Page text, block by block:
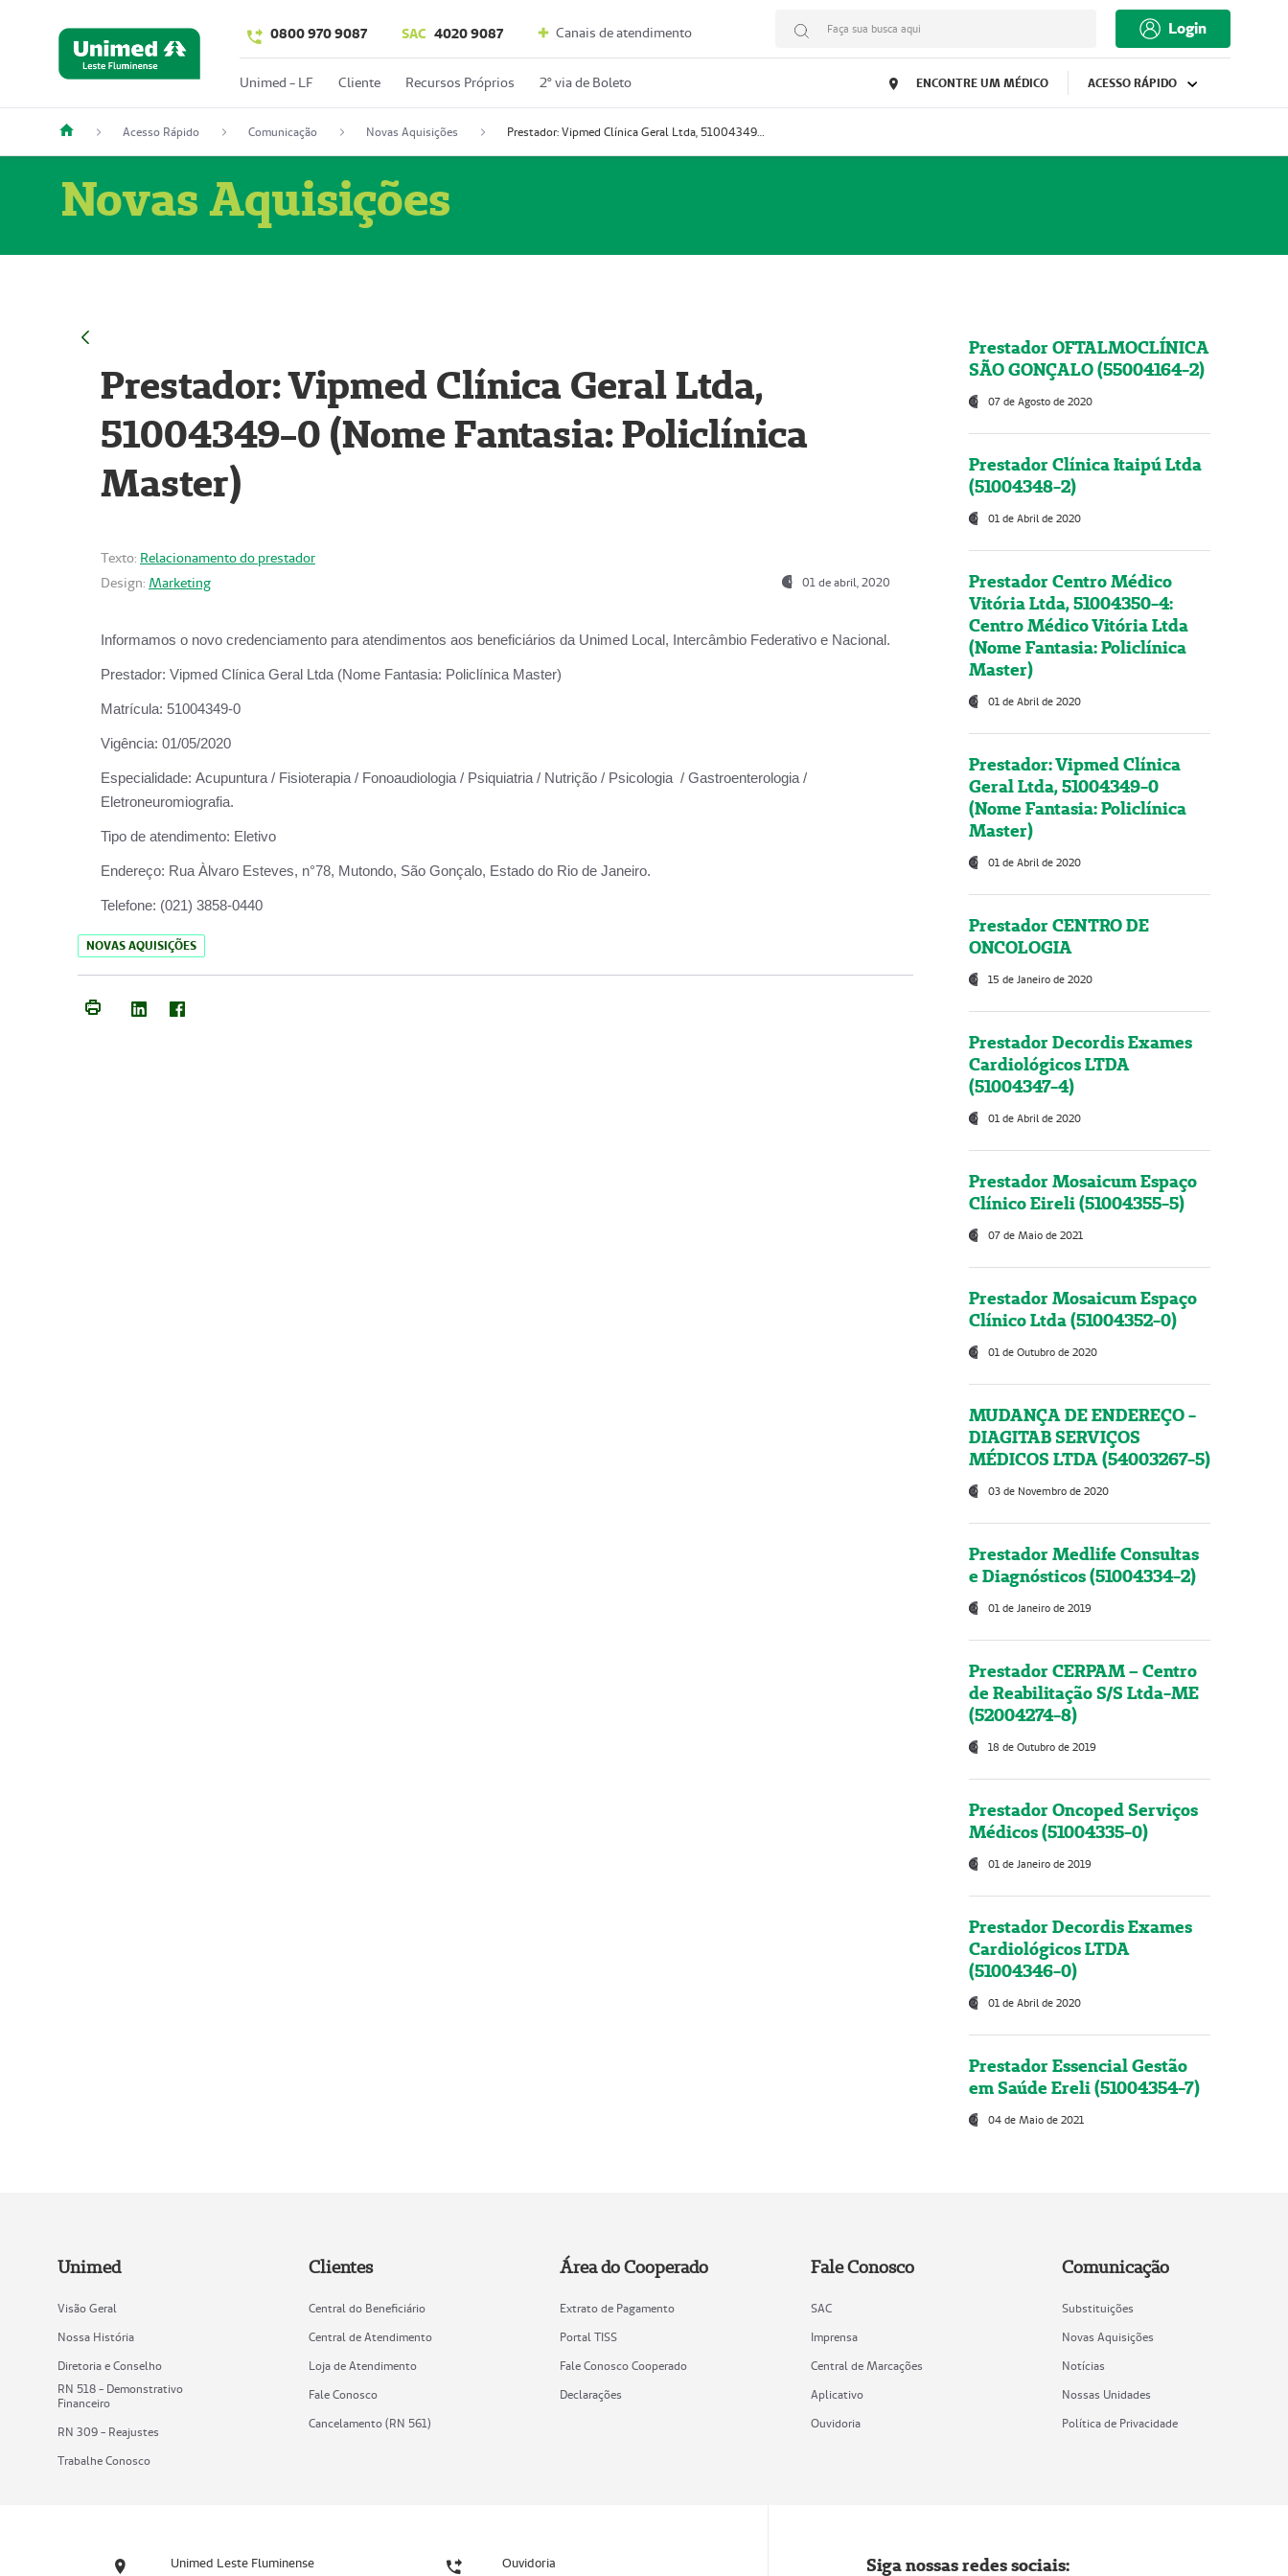
0800 970 9087 SAC 4020 9087 Canais de atendimento Faça sua busca aqui Login
Unimed - LF Cliente Recursos Próprios 2º via de Boleto ENCONTRE UM MÉDICO ACESSO RÁPIDO
Acesso Rápido Comunicação Novas Aquisições Prestador: Vipmed Clínica Geral Ltda, 51004349-0 (Nome Fantasia: Policlínica Master)
Novas Aquisições
Prestador: Vipmed Clínica Geral Ltda,
51004349-0 (Nome Fantasia: Policlínica
Master)
Texto: Relacionamento do prestador
Design: Marketing 01 de abril, 2020
Informamos o novo credenciamento para atendimentos aos beneficiários da Unimed Local, Intercâmbio Federativo e Nacional.
Prestador: Vipmed Clínica Geral Ltda (Nome Fantasia: Policlínica Master)
Matrícula: 51004349-0
Vigência: 01/05/2020
Especialidade: Acupuntura / Fisioterapia / Fonoaudiologia / Psiquiatria / Nutrição / Psicologia / Gastroenterologia /
Eletroneuromiografia.
Tipo de atendimento: Eletivo
Endereço: Rua Àlvaro Esteves, n°78, Mutondo, São Gonçalo, Estado do Rio de Janeiro.
Telefone: (021) 3858-0440
NOVAS AQUISIÇÕES
Prestador OFTALMOCLÍNICA
SÃO GONÇALO (55004164-2)
07 de Agosto de 2020
Prestador Clínica Itaipú Ltda
(51004348-2)
01 de Abril de 2020
Prestador Centro Médico
Vitória Ltda, 51004350-4:
Centro Médico Vitória Ltda
(Nome Fantasia: Policlínica
Master)
01 de Abril de 2020
Prestador: Vipmed Clínica
Geral Ltda, 51004349-0
(Nome Fantasia: Policlínica
Master)
01 de Abril de 2020
Prestador CENTRO DE
ONCOLOGIA
15 de Janeiro de 2020
Prestador Decordis Exames
Cardiológicos LTDA
(51004347-4)
01 de Abril de 2020
Prestador Mosaicum Espaço
Clínico Eireli (51004355-5)
07 de Maio de 2021
Prestador Mosaicum Espaço
Clínico Ltda (51004352-0)
01 de Outubro de 2020
MUDANÇA DE ENDEREÇO -
DIAGITAB SERVIÇOS
MÉDICOS LTDA (54003267-5)
03 de Novembro de 2020
Prestador Medlife Consultas
e Diagnósticos (51004334-2)
01 de Janeiro de 2019
Prestador CERPAM – Centro
de Reabilitação S/S Ltda-ME
(52004274-8)
18 de Outubro de 2019
Prestador Oncoped Serviços
Médicos (51004335-0)
01 de Janeiro de 2019
Prestador Decordis Exames
Cardiológicos LTDA
(51004346-0)
01 de Abril de 2020
Prestador Essencial Gestão
em Saúde Ereli (51004354-7)
04 de Maio de 2021
Unimed
Visão Geral
Nossa História
Diretoria e Conselho
RN 518 - Demonstrativo
Financeiro
RN 309 - Reajustes
Trabalhe Conosco
Clientes
Central do Beneficiário
Central de Atendimento
Loja de Atendimento
Fale Conosco
Cancelamento (RN 561)
Área do Cooperado
Extrato de Pagamento
Portal TISS
Fale Conosco Cooperado
Declarações
Fale Conosco
SAC
Imprensa
Central de Marcações
Aplicativo
Ouvidoria
Comunicação
Substituições
Novas Aquisições
Notícias
Nossas Unidades
Política de Privacidade
Unimed Leste Fluminense Ouvidoria Siga nossas redes sociais: